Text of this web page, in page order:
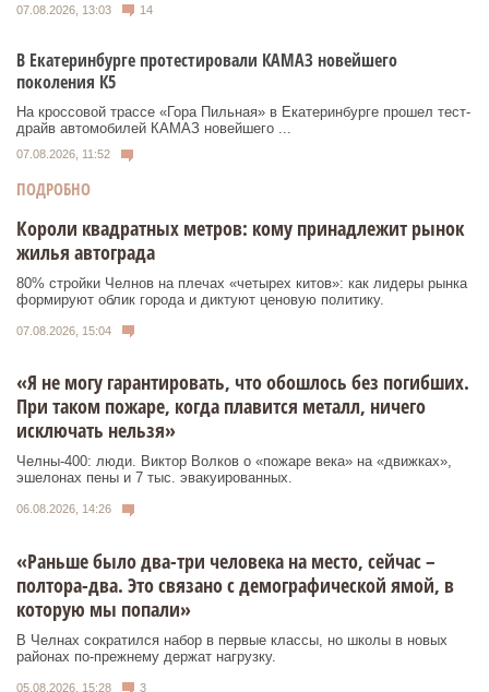
07.08.2026, 13:03 14
В Екатеринбурге протестировали КАМАЗ новейшего
поколения К5
На кроссовой трассе «Гора Пильная» в Екатеринбурге прошел тест-
драйв автомобилей КАМАЗ новейшего ...
07.08.2026, 11:52
ПОДРОБНО
Короли квадратных метров: кому принадлежит рынок
жилья автограда
80% стройки Челнов на плечах «четырех китов»: как лидеры рынка
формируют облик города и диктуют ценовую политику.
07.08.2026, 15:04
«Я не могу гарантировать, что обошлось без погибших.
При таком пожаре, когда плавится металл, ничего
исключать нельзя»
Челны-400: люди. Виктор Волков о «пожаре века» на «движках»,
эшелонах пены и 7 тыс. эвакуированных.
06.08.2026, 14:26
«Раньше было два-три человека на место, сейчас –
полтора-два. Это связано с демографической ямой, в
которую мы попали»
В Челнах сократился набор в первые классы, но школы в новых
районах по-прежнему держат нагрузку.
05.08.2026, 15:28 3